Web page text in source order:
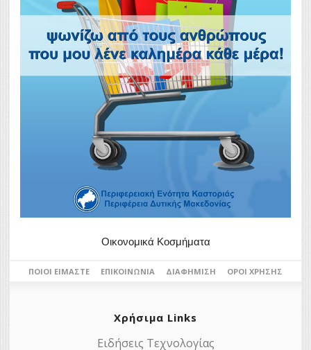
Οικονομικά Κοσμήματα
ΠΟΙΟΙ ΕΊΜΑΣΤΕ ΕΠΙΚΟΙΝΩΝΊΑ ΔΙΑΦΉΜΙΣΗ ΌΡΟΙ ΧΡΉΣΗΣ
Χρήσιμα Links
Ειδήσεις Τεχνολογίας